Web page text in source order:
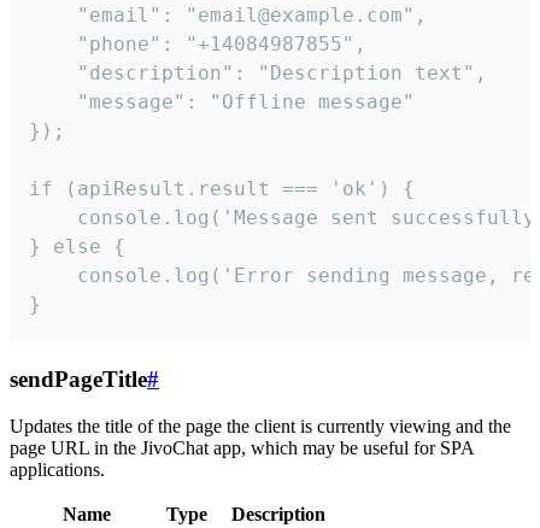
    "email": "email@example.com",
    "phone": "+14084987855",
    "description": "Description text",
    "message": "Offline message"
});
if (apiResult.result === 'ok') {
console.log('Message sent
} else {
console.log('Error sending message,
}
sendPageTitle#
Updates the title of the page the client is currently viewing and the
page URL in the JivoChat app, which may be useful for SPA
applications.
Name Type
Description